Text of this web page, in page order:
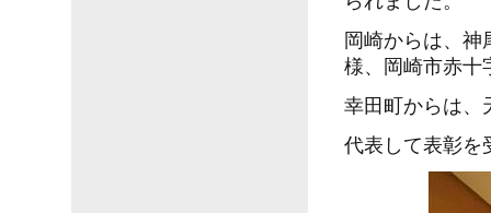
岡崎からは、
様、岡崎市赤十
幸田町からは、
代表して表彰を